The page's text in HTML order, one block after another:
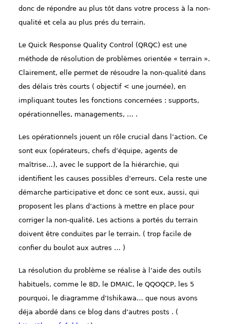
donc de répondre au plus tôt dans votre process à la non-
qualité et cela au plus prés du terrain.
Le Quick Response Quality Control (QRQC) est une
méthode de résolution de problèmes orientée « terrain ».
Clairement, elle permet de résoudre la non-qualité dans
des délais très courts ( objectif < une journée), en
impliquant toutes les fonctions concernées : supports,
opérationnelles, managements, … .
Les opérationnels jouent un rôle crucial dans l’action. Ce
sont eux (opérateurs, chefs d’équipe, agents de
maîtrise…), avec le support de la hiérarchie, qui
identifient les causes possibles d’erreurs. Cela reste une
démarche participative et donc ce sont eux, aussi, qui
proposent les plans d’actions à mettre en place pour
corriger la non-qualité. Les actions a portés du terrain
doivent être conduites par le terrain. ( trop facile de
confier du boulot aux autres … )
La résolution du problème se réalise à l’aide des outils
habituels, comme le 8D, le DMAIC, le QQOQCP, les 5
pourquoi, le diagramme d’Ishikawa… que nous avons
déja abordé dans ce blog dans d’autres posts . (